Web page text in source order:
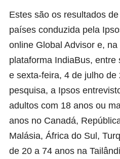
Estes são os resultados
países conduzida pela
online Global Advisor e,
plataforma IndiaBus, entre
e sexta-feira, 4 de julho de
pesquisa, a Ipsos
adultos com 18 anos ou
anos no Canadá,
Malásia, África do Sul,
de 20 a 74 anos na